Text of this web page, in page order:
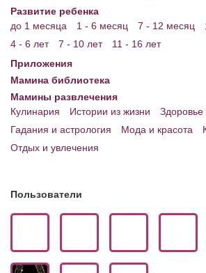
Развитие ребенка
до 1 месяца
1 - 6 месяц 7 - 12 месяц
4 - 6 лет
7 - 10 лет
11 - 16 лет
Приложения
Мамина библиотека
Мамины развлечения
Кулинария
Истории из жизни Здоровье
Гадания и астрология
Мода и красота
Отдых и увлечения
Пользователи